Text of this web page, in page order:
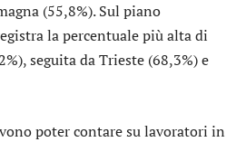
(55,8%). Sul piano
la percentuale più alta di
seguita da Trieste (68,3%) e
poter contare su lavoratori in